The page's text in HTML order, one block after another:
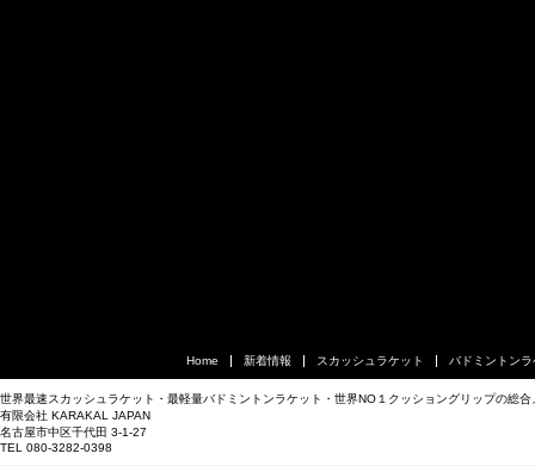
世界最速スカッシュラケット・最軽量バドミントンラケット・世界NO１クッショングリップの総
有限会社 KARAKAL JAPAN
名古屋市中区千代田 3-1-27
TEL 080-3282-0398
Home 新着情報 スカッシュラケット バドミントン